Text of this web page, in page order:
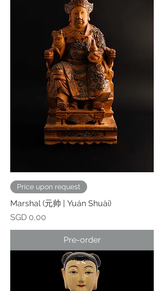
Price upon request
Marshal (元帅 | Yuán Shuài)
Prijs
SGD 0,00
Pre-order